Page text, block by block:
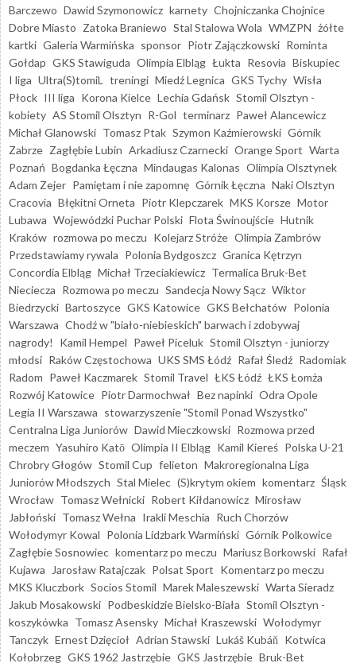
Barczewo Dawid Szymonowicz karnety Chojniczanka Chojnice
Dobre Miasto Zatoka Braniewo Stal Stalowa Wola WMZPN żółte
kartki Galeria Warmińska sponsor Piotr Zajączkowski Rominta
Gołdap GKS Stawiguda Olimpia Elbląg Łukta Resovia Biskupiec
I liga Ultra(S)tomiL treningi Miedź Legnica GKS Tychy Wisła
Płock III liga Korona Kielce Lechia Gdańsk Stomil Olsztyn -
kobiety AS Stomil Olsztyn R-Gol terminarz Paweł Alancewicz
Michał Glanowski Tomasz Ptak Szymon Kaźmierowski Górnik
Zabrze Zagłębie Lubin Arkadiusz Czarnecki Orange Sport Warta
Poznań Bogdanka Łęczna Mindaugas Kalonas Olimpia Olsztynek
Adam Zejer Pamiętam i nie zapomnę Górnik Łęczna Naki Olsztyn
Cracovia Błękitni Orneta Piotr Klepczarek MKS Korsze Motor
Lubawa Wojewódzki Puchar Polski Flota Świnoujście Hutnik
Kraków rozmowa po meczu Kolejarz Stróże Olimpia Zambrów
Przedstawiamy rywala Polonia Bydgoszcz Granica Kętrzyn
Concordia Elbląg Michał Trzeciakiewicz Termalica Bruk-Bet
Nieciecza Rozmowa po meczu Sandecja Nowy Sącz Wiktor
Biedrzycki Bartoszyce GKS Katowice GKS Bełchatów Polonia
Warszawa Chodź w "biało-niebieskich" barwach i zdobywaj
nagrody!
Kamil Hempel Paweł Piceluk Stomil Olsztyn - juniorzy
młodsi Raków Częstochowa UKS SMS Łódź Rafał Śledź Radomiak
Radom Paweł Kaczmarek Stomil Travel ŁKS Łódź ŁKS Łomża
Rozwój Katowice Piotr Darmochwał Bez napinki Odra Opole
Legia II Warszawa stowarzyszenie "Stomil Ponad Wszystko"
Centralna Liga Juniorów Dawid Mieczkowski Rozmowa przed
meczem Yasuhiro Katō Olimpia II Elbląg Kamil Kiereś Polska U-21
Chrobry Głogów Stomil Cup felieton Makroregionalna Liga
Juniorów Młodszych Stal Mielec (S)krytym okiem komentarz Śląsk
Wrocław Tomasz Wełnicki Robert Kiłdanowicz Mirosław
Jabłoński Tomasz Wełna Irakli Meschia Ruch Chorzów
Wołodymyr Kowal Polonia Lidzbark Warmiński Górnik Polkowice
Zagłębie Sosnowiec komentarz po meczu Mariusz Borkowski Rafał
Kujawa
Jarosław Ratajczak Polsat Sport Komentarz po meczu
MKS Kluczbork Socios Stomil Marek Maleszewski Warta Sieradz
Jakub Mosakowski Podbeskidzie Bielsko-Biała Stomil Olsztyn -
koszykówka Tomasz Asensky Michał Kraszewski Wołodymyr
Tanczyk Ernest Dzięcioł Adrian Stawski Lukáš Kubáň Kotwica
Kołobrzeg GKS 1962 Jastrzębie GKS Jastrzębie Bruk-Bet